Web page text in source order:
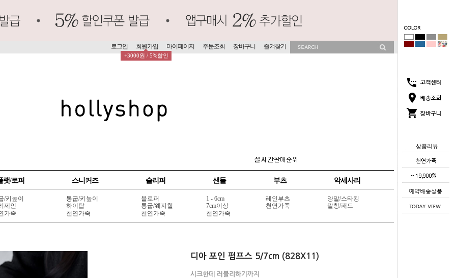
상품리뷰
로그인 회원가입
+3000원 / 5%할인
마이페이지 주문조회 장바구니 즐겨찾기
랫/로퍼 스니커즈 슬리퍼 샌들 부츠 악세사리
/키높이
제인
가죽
통굽/키높이
하이탑
천연가죽
블로퍼
통굽/웨지힐
천연가죽
1 - 6cm
7cm이상
천연가죽
레인부츠
천연가죽
양말/스타킹
깔창/패드
디아 포인 펌프스 5/7cm (828X11)
시크한데 러블리하기까지